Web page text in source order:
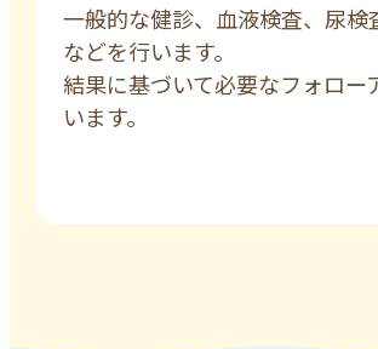
一般的な健診、血液検査、尿検
などを行います。
結果に基づいて必要なフォロー
います。